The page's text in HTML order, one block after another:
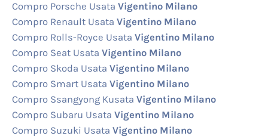
Compro Porsche Usata Vigentino Milano
Compro Renault Usata Vigentino Milano
Compro Rolls-Royce Usata Vigentino Milano
Compro Seat Usata Vigentino Milano
Compro Skoda Usata Vigentino Milano
Compro Smart Usata Vigentino Milano
Compro Ssangyong Kusata Vigentino Milano
Compro Subaru Usata Vigentino Milano
Compro Suzuki Usata Vigentino Milano